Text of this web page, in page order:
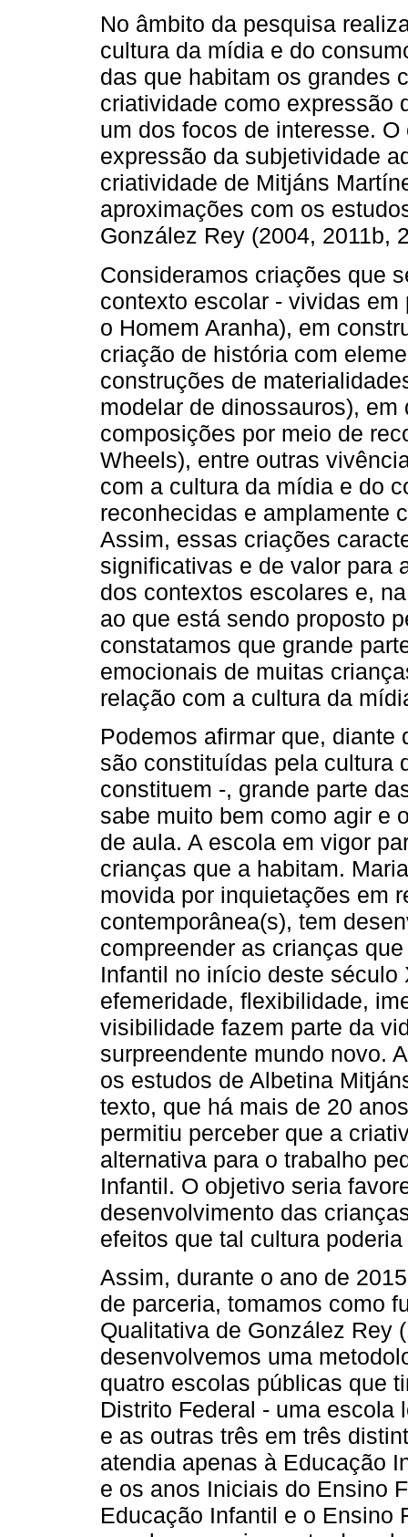
No âmbito da pesquisa
cultura da mídia e do
das que habitam os grandes
criatividade como expressão
um dos focos de interesse.
expressão da subjetividade
criatividade de Mitjáns
aproximações com os
González Rey (2004, 2011b,
Consideramos criações que
contexto escolar - vividas
o Homem Aranha), em
criação de história com
construções de
modelar de dinossauros),
composições por meio de
Wheels), entre outras
com a cultura da mídia e do
reconhecidas e amplamente
Assim, essas criações
significativas e de valor para
dos contextos escolares e,
ao que está sendo proposto
constatamos que grande
emocionais de muitas
relação com a cultura da
Podemos afirmar que,
são constituídas pela cultura
constituem -, grande parte
sabe muito bem como agir e
de aula. A escola em vigor
crianças que a habitam.
movida por inquietações em
contemporânea(s), tem
compreender as crianças
Infantil no início deste
efemeridade, flexibilidade,
visibilidade fazem parte da
surpreendente mundo novo.
os estudos de Albetina
texto, que há mais de 20
permitiu perceber que a
alternativa para o trabalho
Infantil. O objetivo seria
desenvolvimento das
efeitos que tal cultura
Assim, durante o ano de
de parceria, tomamos como
Qualitativa de González Rey
desenvolvemos uma
quatro escolas públicas que
Distrito Federal - uma
e as outras três em três
atendia apenas à Educação
e os anos Iniciais do Ensino
Educação Infantil e o Ensino